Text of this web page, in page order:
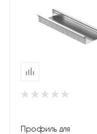
Профиль для